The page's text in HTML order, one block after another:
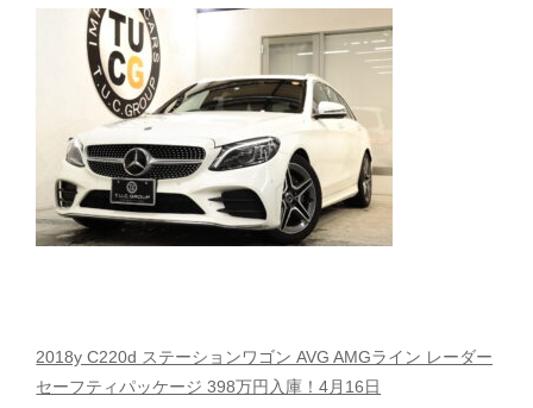
お問い合わせ 会社概要
スタッフblog
ホーム T.U.C.GROUP
2018y C220d ステーションワゴン AVG AMGライン レーダー
セーフティパッケージ 398万円入庫！4月16日